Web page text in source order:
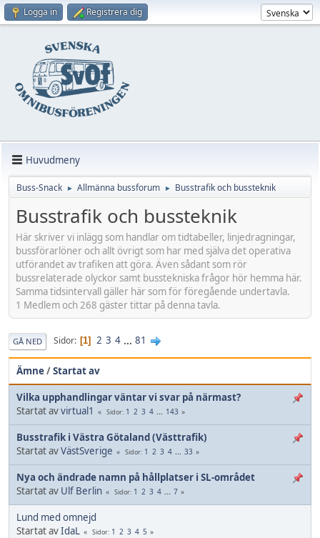
Logga in Registrera dig
Huvudmeny
Buss-Snack ► Allmänna bussforum ► Busstrafik och bussteknik
Busstrafik och bussteknik
Här skriver vi inlägg som handlar om tidtabeller, linjedragningar,
bussförarlöner och allt övrigt som har med själva det operativa
utförandet av trafiken att göra. Även sådant som rör
bussrelaterade olyckor samt busstekniska frågor hör hemma här.
Samma tidsintervall gäller här som för föregående undertavla.
1 Medlem och 268 gäster tittar på denna tavla.
GÅ NED Sidor 1 2 3 4 ... 81
Ämne/Startat av
Vilka upphandlingar väntar vi svar på närmast?
Startat avvirtual1 Sidor 1 2 3 4 ... 143
Busstrafik i Västra Götaland (Västtrafik)
Startat avVästSverige Sidor 1 2 3 4 ... 33
Nya och ändrade namn på hållplatser i SL-området
Startat av Ulf Berlin Sidor 1 2 3 4 ... 7
Lund med omnejd
Startat avIdaL Sidor 1 2 3 4 5